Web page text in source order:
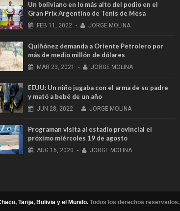
Un boliviano en lo más alto del podio en el
Gran Prix Argentino de Tenis de Mesa
FEB 11, 2022 - JORGE MOLINA
Quiñónez demanda a Oriente Petrolero por
más de medio millón de dólares
MAR 23, 2021 - JORGE MOLINA
EEUU: Un niño jugaba con el arma de su padre
y mató a bebé de un año
JUN 28, 2022 - JORGE MOLINA
Programan visita al estadio provincial el
próximo miércoles 19 de agosto
AUG 16, 2020 - JORGE MOLINA
Tarija, Bolivia y el Mundo. Todos los derechos reservados.